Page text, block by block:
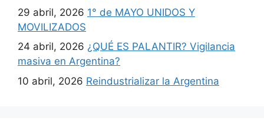
29 abril, 2026 1° de MAYO UNIDOS Y
MOVILIZADOS
24 abril, 2026 ¿QUÉ ES PALANTIR? Vigilancia
masiva en Argentina?
10 abril, 2026 Reindustrializar la Argentina